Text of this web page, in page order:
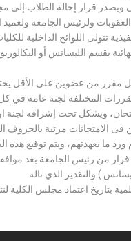
ويصدر قرار إحالة الطلاب
ولرئيس الجامعة ولعميد
تتولى اللوائح الداخلية
بقسم الليسانس أو
مقرر من عضوين على الأقل
المختلفة لجنة عامة في
ويشكل تحت إشرافه لجنة او
الامتحانات مرتبة بالحروف
ما بعهدتهم، ويتم توقيع هذه
قرار من رئيس الجامعة بعد
) والتقدير الذي ناله.
بتاريخ اعتماد مجلس الكلية